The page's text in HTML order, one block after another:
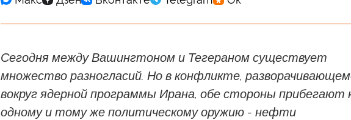
Сегодня между Вашингтоном и Тегераном существует
множество разногласий. Но в конфликте,
вокруг ядерной программы Ирана, обе стороны прибегают
одному и тому же политическому оружию - нефти